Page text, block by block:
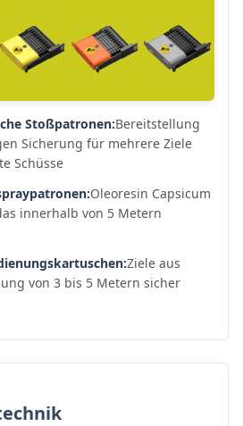
Stoßpatronen:Bereitstellung
Sicherung für mehrere Ziele
Schüsse
Oleoresin Capsicum
innerhalb von 5 Metern
Ziele aus
von 3 bis 5 Metern sicher